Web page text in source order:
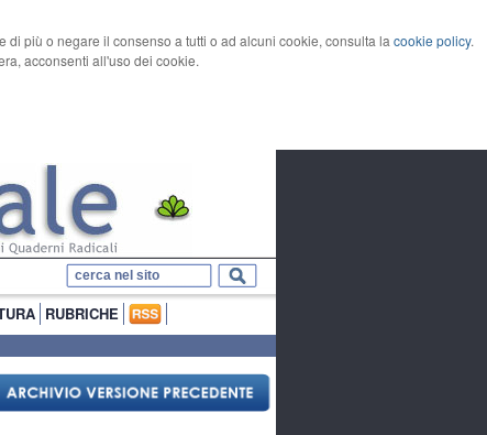
più o negare il consenso a tutti o ad alcuni cookie, consulta la cookie policy.
acconsenti all'uso dei cookie.
RUBRICHE